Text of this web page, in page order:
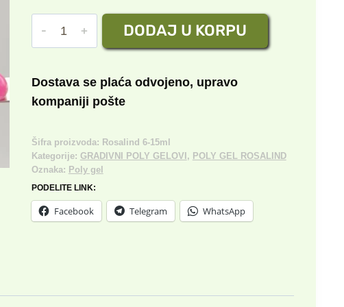
cena
je
1,500.00 rsd.
cena
je:
POLY
№6
15ml
DODAJ U KORPU
Dostava se plaća odvojeno, upravo
kompaniji pošte
Šifra proizvoda: Rosalind 6-15ml
Kategorije: GRADIVNI POLY GELOVI , POLY GEL ROSALIND
Oznaka: Poly gel
PODELITE LINK:
Facebook Telegram WhatsApp